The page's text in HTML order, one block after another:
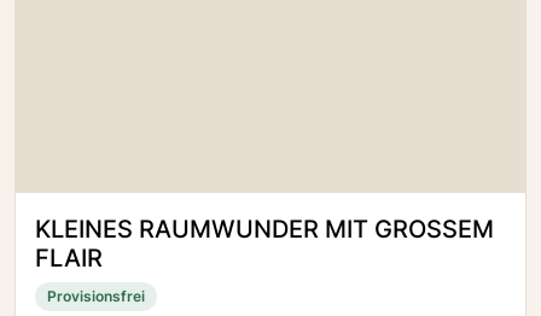
KLEINES RAUMWUNDER MIT GROSSEM
FLAIR
Provisionsfrei